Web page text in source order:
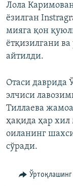
Лола
ëзилган
мияга қон
ëтқизилгани
айтилди.
Отаси даврида
элчиси
Тиллаева
ҳақида ҳар
оиланинг
сўради.
Ўртоқлашинг